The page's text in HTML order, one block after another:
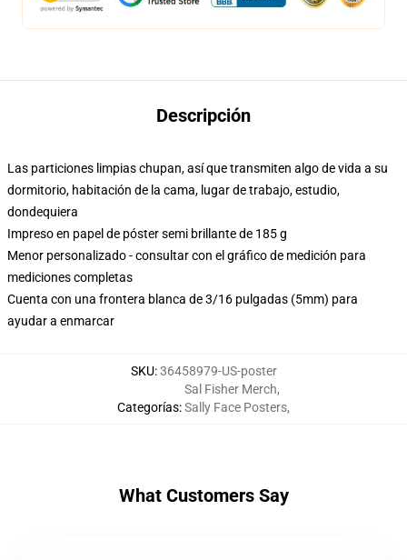
Descripción
Las particiones limpias chupan, así que transmiten algo de vida a su
dormitorio, habitación de la cama, lugar de trabajo, estudio,
dondequiera
Impreso en papel de póster semi brillante de 185 g
Menor personalizado - consultar con el gráfico de medición para
mediciones completas
Cuenta con una frontera blanca de 3/16 pulgadas (5mm) para
ayudar a enmarcar
SKU:36458979-US-poster
Categorías:
Sal Fisher Merch,
Sally Face Posters,
What Customers Say